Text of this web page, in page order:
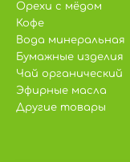
Орехи с мёдом
Кофе
Вода минеральная
Бумажные изделия
Чай органический
Эфирные масла
Другие товары